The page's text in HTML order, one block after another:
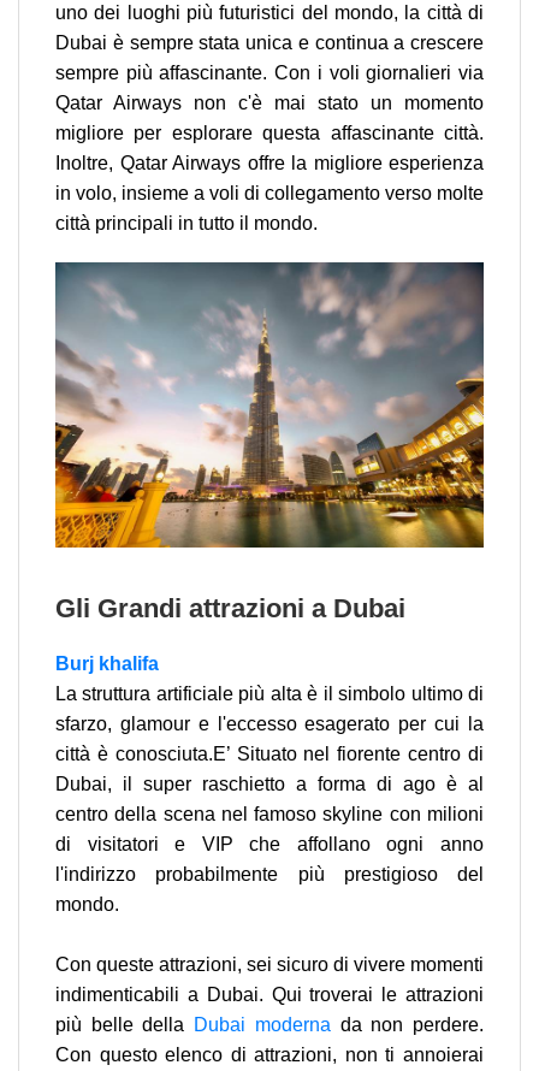
uno dei luoghi più futuristici del mondo, la città di
Dubai è sempre stata unica e continua a crescere
sempre più affascinante. Con i voli giornalieri via
Qatar Airways non c'è mai stato un momento
migliore per esplorare questa affascinante città.
Inoltre, Qatar Airways offre la migliore esperienza
in volo, insieme a voli di collegamento verso molte
città principali in tutto il mondo.
Gli Grandi attrazioni a Dubai
Burj khalifa
La struttura artificiale più alta è il simbolo ultimo di
sfarzo, glamour e l'eccesso esagerato per cui la
città è conosciuta.E’ Situato nel fiorente centro di
Dubai, il super raschietto a forma di ago è al
centro della scena nel famoso skyline con milioni
di visitatori e VIP che affollano ogni anno
l'indirizzo probabilmente più prestigioso del
mondo.
Con queste attrazioni, sei sicuro di vivere momenti
indimenticabili a Dubai. Qui troverai le attrazioni
più belle della
Dubai moderna da non perdere.
Con questo elenco di attrazioni, non ti annoierai